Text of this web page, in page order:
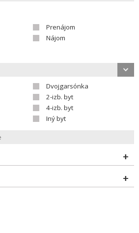
Prenájom
Nájom
Dvojgarsónka
2-izb. byt
4-izb. byt
Iný byt